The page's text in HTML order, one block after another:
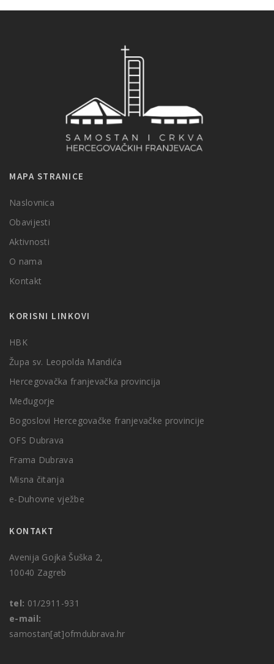
MAPA STRANICE
Naslovnica
Obavijesti
Aktivnosti
O nama
Kontakt
KORISNI LINKOVI
HBK
Župa sv. Leopolda Mandića
Hercegovačka franjevačka provincija
Međugorje
Bogoslovi Hercegovačke franjevačke provincije
OFS Dubrava
Frama Dubrava
Misna čitanja
e-Duhovne vježbe
KONTAKT
Avenija Gojka Šuška 2,
10040 Zagreb
tel: 01/2911-931
e-mail:
samostan[at]ofmdubrava.hr